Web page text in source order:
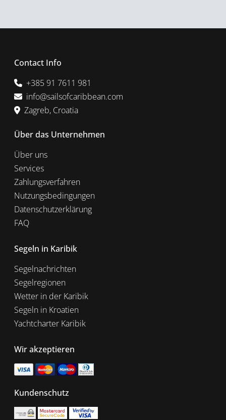
Contact Info
+385 91 7611 981
info@sailsofcaribbean.com
Zagreb, Croatia
Über das Unternehmen
Über uns
Services
Zahlungsverfahren
Nutzungsbedingungen
Datenschutzerklärung
FAQ
Segeln in Karibik
Segelnachrichten
Segelregionen
Wetter in der Karibik
Segeln in Kroatien
Yachtcharter Karibik
Wir akzeptieren
Kundenschutz